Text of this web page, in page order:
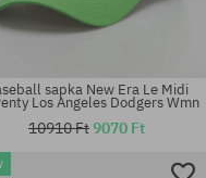
sapka New Era Le Midi
Los Angeles Dodgers Wmn
10910 Ft9070 Ft